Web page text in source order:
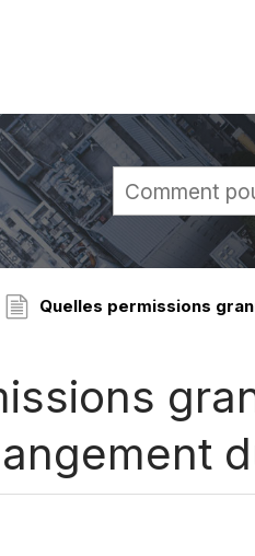
la hiérarchie
Quelles permissions